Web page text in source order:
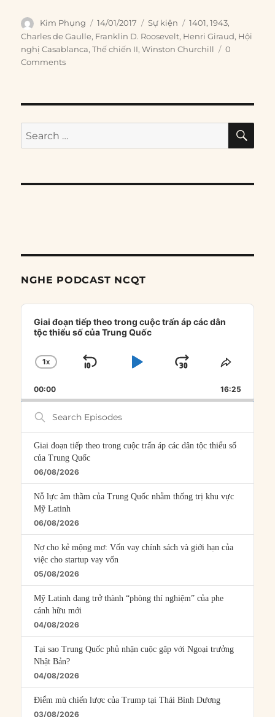
Author
Kim Phụng
Posted
on
14/01/2017 Categories
Sự kiện Tags
1401,1943,
Charles de Gaulle, Franklin D. Roosevelt, Henri Giraud, Hội
nghị Casablanca,Thế chiến II,Winston Churchill
0
Comments
Search
for:
NGHE PODCAST NCQT
Audio
Player
Giai đoạn tiếp theo trong cuộc trấn áp các dân
tộc thiểu số của Trung Quốc
CHANGE
RATE
1X
SKIP
PLAYJUMP
FORWARD
SHARE
00:00 16:25
Search
Episodes
Giai đoạn tiếp theo trong cuộc trấn áp các dân tộc thiểu số
của Trung Quốc
06/08/2026
Nỗ lực âm thầm của Trung Quốc nhằm thống trị khu vực
Mỹ Latinh
06/08/2026
Nợ cho kẻ mộng mơ: Vốn vay chính sách và giới hạn của
việc cho startup vay vốn
05/08/2026
Mỹ Latinh đang trở thành “phòng thí nghiệm” của phe
cánh hữu mới
04/08/2026
Tại sao Trung Quốc phủ nhận cuộc gặp với Ngoại trưởng
Nhật Bản?
04/08/2026
Điểm mù chiến lược của Trump tại Thái Bình Dương
03/08/2026